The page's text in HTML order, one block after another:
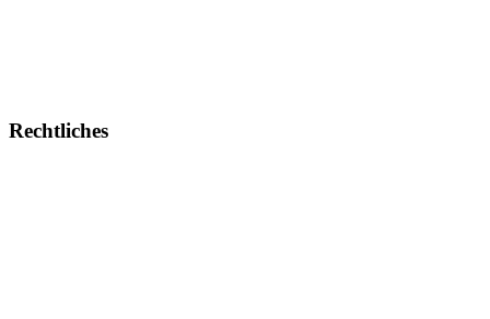
Rechtliches